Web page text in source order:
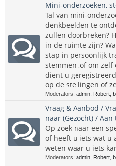
Mini-onderzoeken,
Tal van mini-
denkbeelden te
zullen doorbreken?
in de ruimte zijn?
stap in persoonlijk
stemmen ,of om zelf
dient u
op de stellingen of
Moderators: admin Robert
Vraag & Aanbod /
naar (Gezocht) /
Op zoek naar een
of heeft u iets wat u
weten waar u iets
Moderators: admin Robert